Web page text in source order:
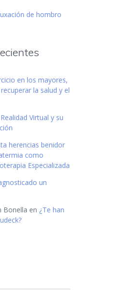
de hombro
en los mayores,
la salud y el
Virtual y su
herencias benidor
como
Especializada
un
Bonella en ¿Te han